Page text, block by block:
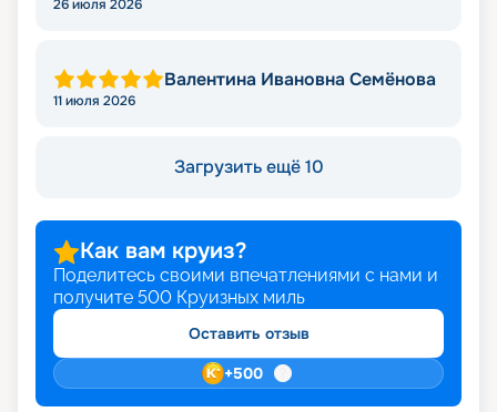
26 июля 2026
Валентина Ивановна Семёнова
11 июля 2026
Загрузить ещё 10
Как вам круиз?
Поделитесь своими впечатлениями с нами и
получите 500 Круизных миль
Оставить отзыв
+500